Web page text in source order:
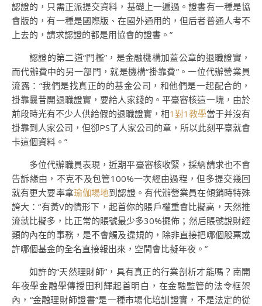
認證的，只需正派提交資料，基礎上一遍過。證書有一種是協
會版的，有一種是國際版、在國外通用的，但后者普通人考不
上去的，請求認證的都是用協會的證書。”
認證的第二道“門檻”，是金融機構加蓋公章的退職證實，
而代辦費中的另一部門，就是機構“掛靠費”。一位代辦營業員
流露：“我們是找真正的的基金公司，和他們是一起配合的，
掛靠曩昔開退職證實，要給人家錢的。平臺審核這一塊，由於
前段時光有不少人供給假的退職證實，相1對1教學當于并沒有
掛靠到人家公司，但卻PS了人家公司的章，所以此刻平臺就會
卡這個資料。”
多位代辦職員表現，近期平臺審核收緊，採納請求也不會
告訴緣由，不克不及包管100%一次經由過程，但多提交幾回
就有更大要率拿瑜伽場地到認證。有代辦營業員在傾銷時特殊
誇大：“有黃V的情形下，起首你的賬戶權重會比擬高，天然推
流就比擬多，比正常的賬號最少多30%擺佈；然后賬號說財經
類的內在的事務，是不會觸及違規的，除非直接把哪個股票或
許哪個基金的全名直接報出來，空間會比擬年夜。”
如許的“天然理財師”，具有真正的行業剖析才能嗎？南開
年夜學金融學傳授田利輝起首明白，在金融監管的法令框架
內，“金融理財師證書”是一種市場化培訓證實，不是法定的從